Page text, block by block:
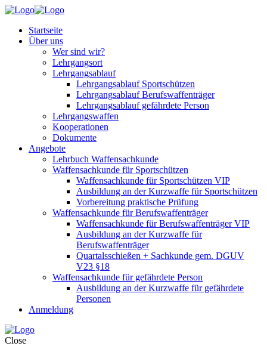
Startseite
Über uns
Wer sind wir?
Lehrgangsort
Lehrgangsablauf
Lehrgangsablauf Sportschützen
Lehrgangsablauf Berufswaffenträger
Lehrgangsablauf gefährdete Person
Lehrgangswaffen
Kooperationen
Dokumente
Angebote
Lehrbuch Waffensachkunde
Waffensachkunde für Sportschützen
Waffensachkunde für Sportschützen VIP
Ausbildung an der Kurzwaffe für Sportschützen
Vorbereitung praktische Prüfung
Waffensachkunde für Berufswaffenträger
Waffensachkunde für Berufswaffenträger VIP
Ausbildung an der Kurzwaffe für
Berufswaffenträger
Quartalsschießen + Sachkunde gem. DGUV
V23 §18
Waffensachkunde für gefährdete Person
Ausbildung an der Kurzwaffe für gefährdete
Personen
Anmeldung
Close